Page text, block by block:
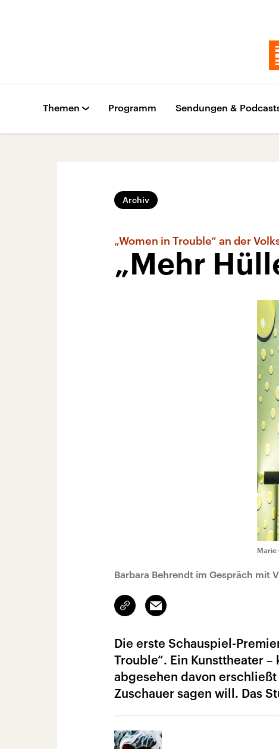
Themen Programm Sendungen &
Archiv
„Women in Trouble“ an der
„Mehr
Marie
Barbara Behrendt im Gespräch mit
Link
kopieren/teilen
Email
Die erste Schauspiel-
Trouble“. Ein Kunsttheater
abgesehen davon
Zuschauer sagen will. Das